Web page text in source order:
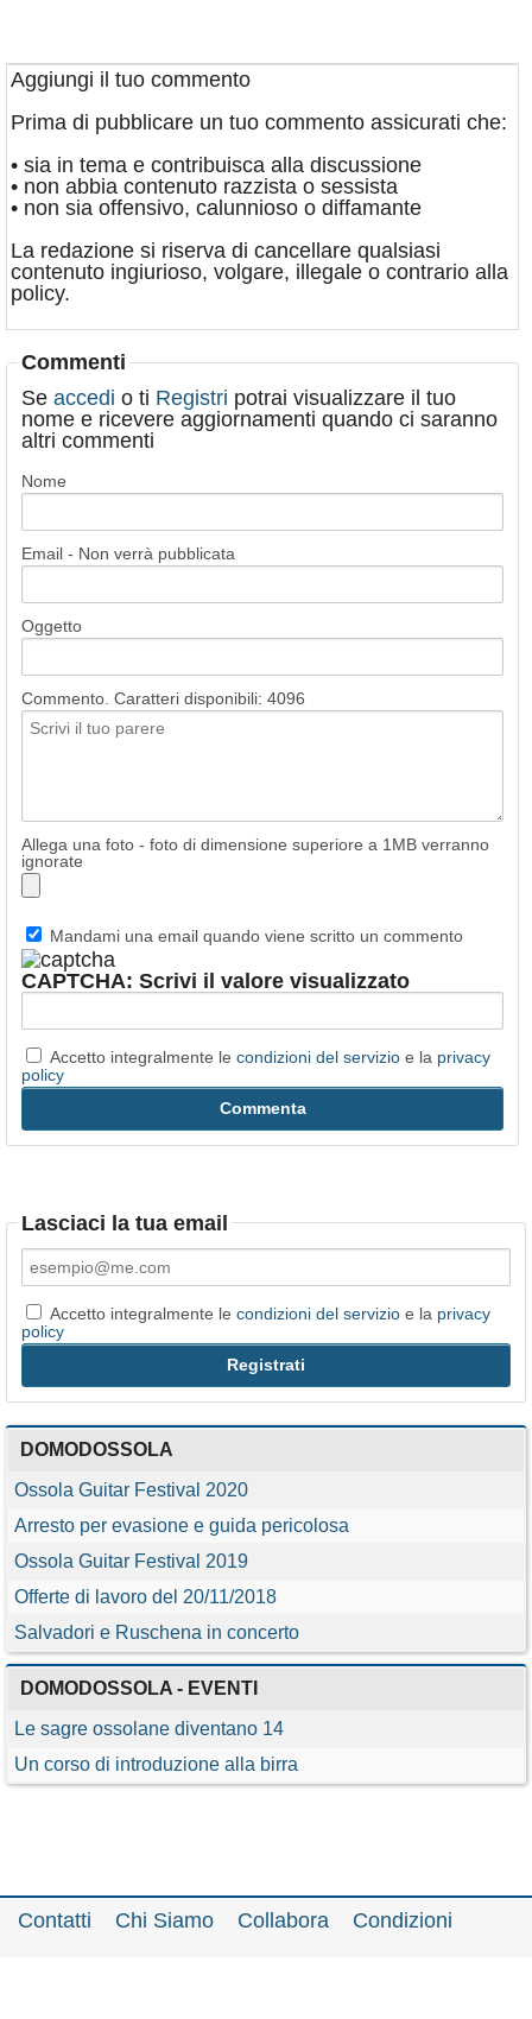
Aggiungi il tuo commento
Prima di pubblicare un tuo commento assicurati che:
• sia in tema e contribuisca alla discussione
• non abbia contenuto razzista o sessista
• non sia offensivo, calunnioso o diffamante
La redazione si riserva di cancellare qualsiasi
contenuto ingiurioso, volgare, illegale o contrario alla
policy.
Commenti
Se accedi o ti Registri potrai visualizzare il tuo
nome e ricevere aggiornamenti quando ci saranno
altri commenti
Nome
Email - Non verrà pubblicata
Oggetto
Commento. Caratteri disponibili: 4096
Allega una foto - foto di dimensione superiore a 1MB verranno
ignorate
Mandami una email quando viene scritto un commento
CAPTCHA: Scrivi il valore visualizzato
Accetto integralmente le condizioni del servizio e la privacy
policy
Lasciaci la tua email
Accetto integralmente le condizioni del servizio e la privacy
policy
DOMODOSSOLA
Ossola Guitar Festival 2020
Arresto per evasione e guida pericolosa
Ossola Guitar Festival 2019
Offerte di lavoro del 20/11/2018
Salvadori e Ruschena in concerto
DOMODOSSOLA - EVENTI
Le sagre ossolane diventano 14
Un corso di introduzione alla birra
Contatti Chi Siamo Collabora
Condizioni